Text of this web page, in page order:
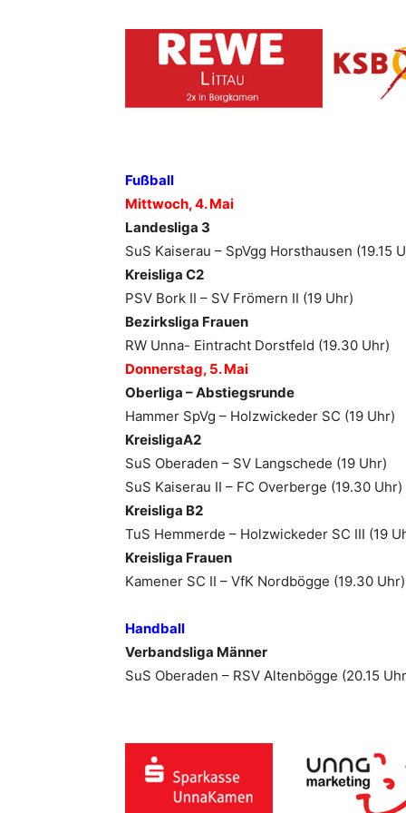
Fußball
Mittwoch, 4. Mai
Landesliga 3
SuS Kaiserau – SpVgg Horsthausen (19.15
Kreisliga C2
PSV Bork II – SV Frömern II (19 Uhr)
Bezirksliga Frauen
RW Unna- Eintracht Dorstfeld (19.30 Uhr)
Donnerstag, 5. Mai
Oberliga – Abstiegsrunde
Hammer SpVg – Holzwickeder SC (19 Uhr)
KreisligaA2
SuS Oberaden – SV Langschede (19 Uhr)
SuS Kaiserau II – FC Overberge (19.30 Uhr)
Kreisliga B2
TuS Hemmerde – Holzwickeder SC III (19
Kreisliga Frauen
Kamener SC II – VfK Nordbögge (19.30 Uhr)
Handball
Verbandsliga Männer
SuS Oberaden – RSV Altenbögge (20.15